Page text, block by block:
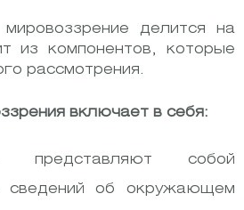
делится на
из компонентов, которые
рассмотрения.
включает в себя:
собой
сведений об окружающем